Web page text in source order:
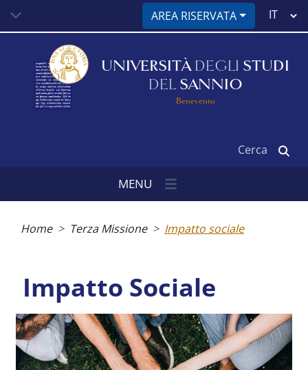
contenuto
AREA RISERVATA
Select
UNIVERSITÀ DEGLI STUDI
DEL SANNIO
Benevento
MENU
Home Terza Missione Impatto sociale
Impatto Sociale